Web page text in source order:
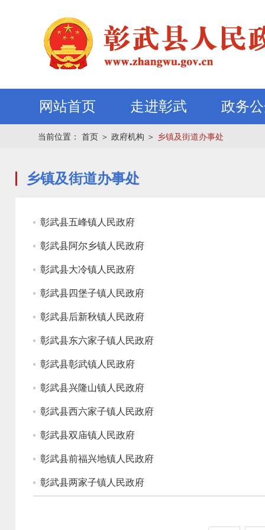
网站首页 走进彰武 政务
当前位置： 首页 ＞ 政府机构 ＞ 乡镇及街道办事处
乡镇及街道办事处
彰武县五峰镇人民政府
彰武县阿尔乡镇人民政府
彰武县大冷镇人民政府
彰武县四堡子镇人民政府
彰武县后新秋镇人民政府
彰武县东六家子镇人民政府
彰武县彰武镇人民政府
彰武县兴隆山镇人民政府
彰武县西六家子镇人民政府
彰武县双庙镇人民政府
彰武县前福兴地镇人民政府
彰武县两家子镇人民政府